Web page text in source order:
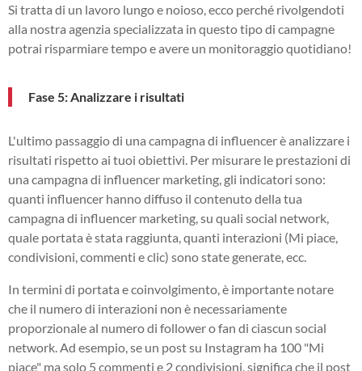
Si tratta di un lavoro lungo e noioso, ecco perché rivolgendoti
alla nostra agenzia specializzata in questo tipo di campagne
potrai risparmiare tempo e avere un monitoraggio quotidiano!
Fase 5: Analizzare i risultati
L'ultimo passaggio di una campagna di influencer è analizzare i
risultati rispetto ai tuoi obiettivi. Per misurare le prestazioni di
una campagna di influencer marketing, gli indicatori sono:
quanti influencer hanno diffuso il contenuto della tua
campagna di influencer marketing, su quali social network,
quale portata è stata raggiunta, quanti interazioni (Mi piace,
condivisioni, commenti e clic) sono state generate, ecc.
In termini di portata e coinvolgimento, è importante notare
che il numero di interazioni non è necessariamente
proporzionale al numero di follower o fan di ciascun social
network. Ad esempio, se un post su Instagram ha 100 "Mi
piace" ma solo 5 commenti e 2 condivisioni, significa che il post